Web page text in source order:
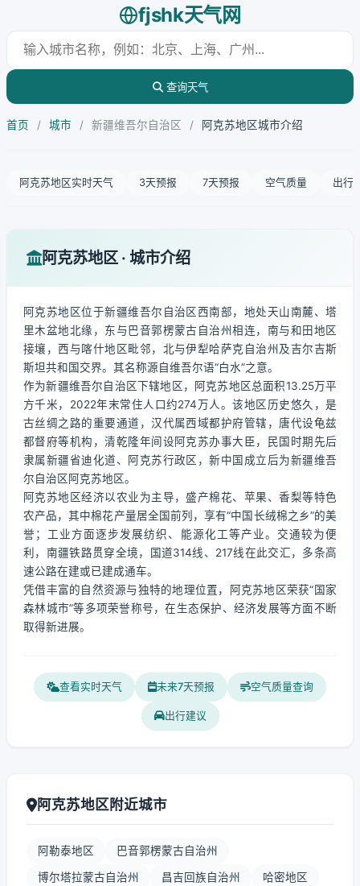
fjshk天气网
查询天气
首页 / 城市 / 新疆维吾尔自治区 / 阿克苏地区城市介绍
阿克苏地区实时天气 3天预报 7天预报 空气质量 出行
阿克苏地区 · 城市介绍
阿克苏地区位于新疆维吾尔自治区西南部，地处天山南麓、塔
里木盆地北缘，东与巴音郭楞蒙古自治州相连，南与和田地区
接壤，西与喀什地区毗邻，北与伊犁哈萨克自治州及吉尔吉斯
斯坦共和国交界。其名称源自维吾尔语“白水”之意。
作为新疆维吾尔自治区下辖地区，阿克苏地区总面积13.25万平
方千米，2022年末常住人口约274万人。该地区历史悠久，是
古丝绸之路的重要通道，汉代属西域都护府管辖，唐代设龟兹
都督府等机构，清乾隆年间设阿克苏办事大臣，民国时期先后
隶属新疆省迪化道、阿克苏行政区，新中国成立后为新疆维吾
尔自治区阿克苏地区。
阿克苏地区经济以农业为主导，盛产棉花、苹果、香梨等特色
农产品，其中棉花产量居全国前列，享有“中国长绒棉之乡”的美
誉；工业方面逐步发展纺织、能源化工等产业。交通较为便
利，南疆铁路贯穿全境，国道314线、217线在此交汇，多条高
速公路在建或已建成通车。
凭借丰富的自然资源与独特的地理位置，阿克苏地区荣获“国家
森林城市”等多项荣誉称号，在生态保护、经济发展等方面不断
取得新进展。
查看实时天气 未来7天预报 空气质量查询
出行建议
阿克苏地区附近城市
阿勒泰地区 巴音郭楞蒙古自治州
博尔塔拉蒙古自治州 昌吉回族自治州 哈密地区